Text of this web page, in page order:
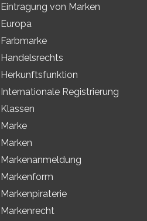
Eintragung von Marken
Europa
Farbmarke
Handelsrechts
Herkunftsfunktion
Internationale Registrierung
Klassen
Marke
Marken
Markenanmeldung
Markenform
Markenpiraterie
Markenrecht